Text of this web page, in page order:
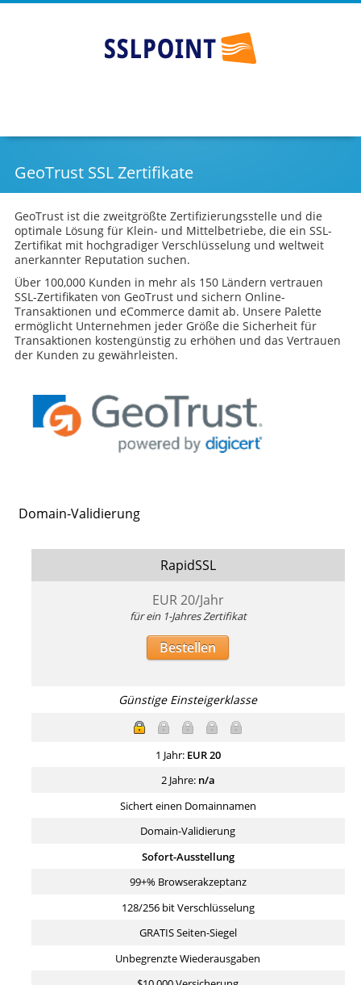
Günstige SSL Zertifikate - SSLPOINT
content
GeoTrust SSL Zertifikate
GeoTrust ist die zweitgrößte Zertifizierungsstelle und die
optimale Lösung für Klein- und Mittelbetriebe, die ein SSL-
Zertifikat mit hochgradiger Verschlüsselung und weltweit
anerkannter Reputation suchen.
Über 100,000 Kunden in mehr als 150 Ländern vertrauen
SSL-Zertifikaten von GeoTrust und sichern Online-
Transaktionen und eCommerce damit ab. Unsere Palette
ermöglicht Unternehmen jeder Größe die Sicherheit für
Transaktionen kostengünstig zu erhöhen und das Vertrauen
der Kunden zu gewährleisten.
Domain-Validierung
RapidSSL
EUR20/Jahr
für ein 1-Jahres Zertifikat
Bestellen
Günstige Einsteigerklasse
1 Jahr: EUR20
2 Jahre: n/a
Sichert einen Domainnamen
Domain-Validierung
Sofort-Ausstellung
99+% Browserakzeptanz
128/256 bit Verschlüsselung
GRATIS Seiten-Siegel
Unbegrenzte Wiederausgaben